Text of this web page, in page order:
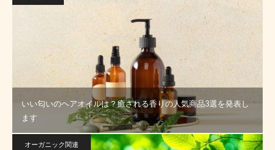
いい匂いのヘアオイルは？癒される香りの人気商品3選を発表し
ます
オーガニック関連